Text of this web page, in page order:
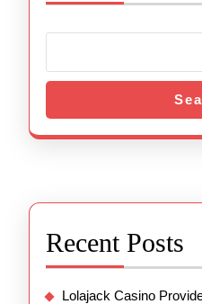
Recent Posts
Lolajack Casino